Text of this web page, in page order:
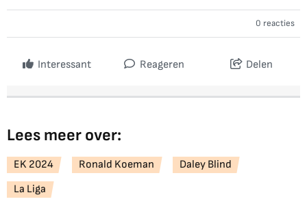
0 reacties
Interessant Reageren Delen
Lees meer over:
EK 2024 Ronald Koeman
Daley Blind
La Liga